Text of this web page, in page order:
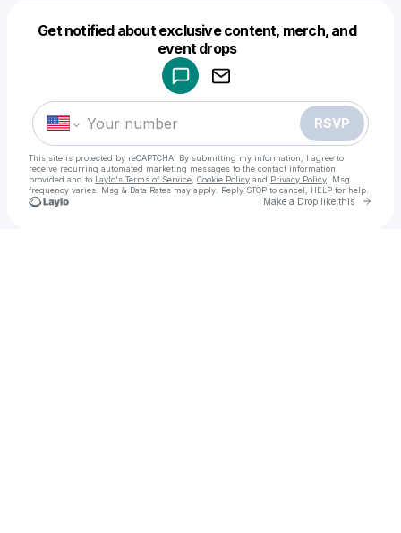
Get notified about exclusive content, merch, and
event drops
RSVP
This site is protected by reCAPTCHA. By submitting my information, I agree to
receive recurring automated marketing messages to the contact information
provided and to Laylo's Terms of Service Cookie Policy and Privacy Policy . Msg
frequency varies. Msg & Data Rates may apply. Reply STOP to cancel, HELP for help.
Make a Drop like this Go
Make a drop like this